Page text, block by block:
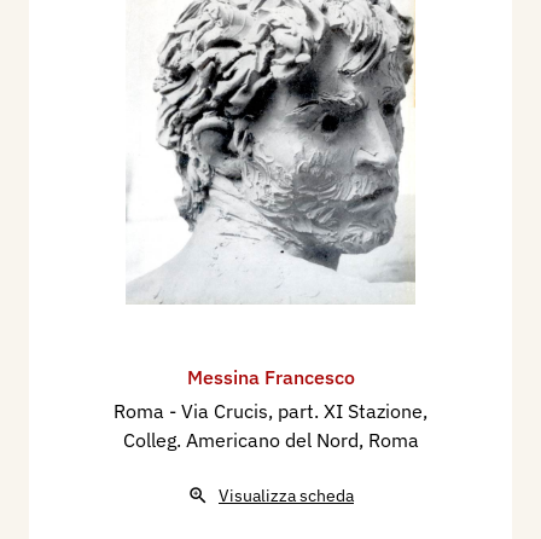
Messina Francesco
Roma - Via Crucis, part. XI Stazione,
Colleg. Americano del Nord, Roma
Visualizza scheda